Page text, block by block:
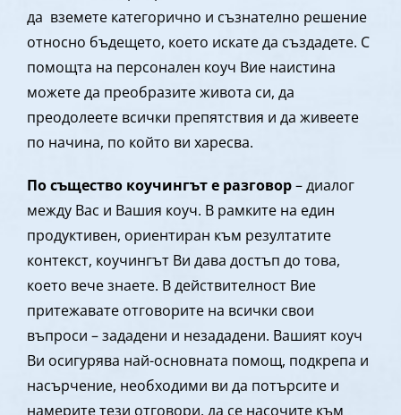
да вземете категорично и съзнателно решение
относно бъдещето, което искате да създадете. С
помощта на персонален коуч Вие наистина
можете да преобразите живота си, да
преодолеете всички препятствия и да живеете
по начина, по който ви харесва.
По същество коучингът е разговор– диалог
между Вас и Вашия коуч. В рамките на един
продуктивен, ориентиран към резултатите
контекст, коучингът Ви дава достъп до това,
което вече знаете. В действителност Вие
притежавате отговорите на всички свои
въпроси – зададени и незададени. Вашият коуч
Ви осигурява най-основната помощ, подкрепа и
насърчение, необходими ви да потърсите и
намерите тези отговори, да се насочите към